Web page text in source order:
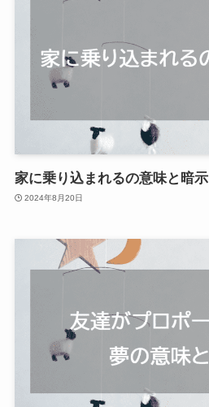
家に乗り込まれるの意味と暗示
2024年8月20日